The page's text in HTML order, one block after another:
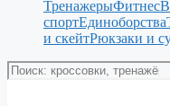
ТренажерыФитнес
спортЕдиноборства
и скейтРюкзаки и
Поиск
товаров